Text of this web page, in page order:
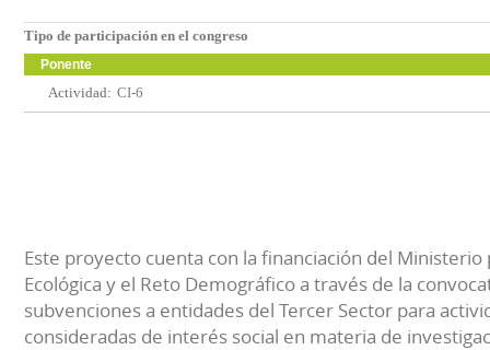
Tipo de participación en el congreso
Ponente
Actividad: CI-6
Este proyecto cuenta con la financiación del Ministerio
Ecológica y el Reto Demográfico a través de la
subvenciones a entidades del Tercer Sector para
consideradas de interés social en materia de